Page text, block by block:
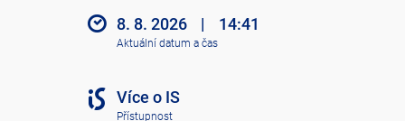
8. 8. 2026 | 14:41
Aktuální datum a čas
Více o IS
Přístupnost